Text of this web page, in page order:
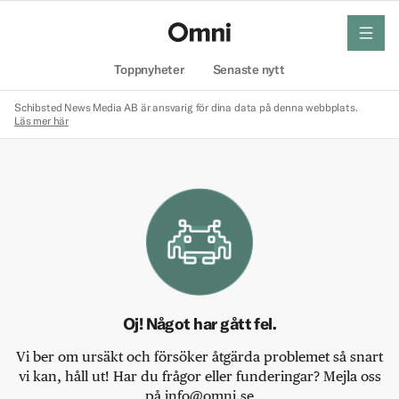
Toppnyheter Senaste nytt
meny
Schibsted News Media AB är ansvarig för dina data på denna webbplats.
Läs mer här
Oj! Något har gått fel.
Vi ber om ursäkt och försöker åtgärda problemet så snart
vi kan, håll ut! Har du frågor eller funderingar? Mejla oss